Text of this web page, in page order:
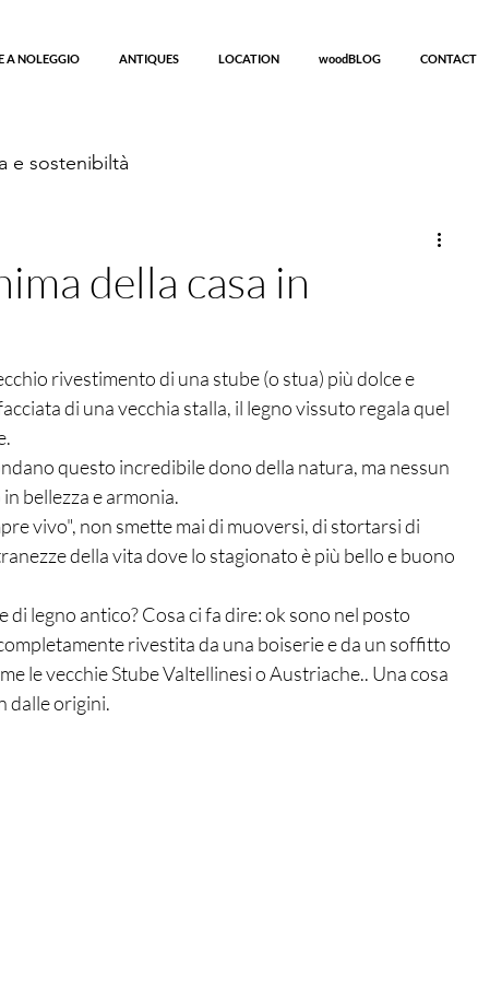
A NOLEGGIO ANTIQUES LOCATION woodBLOG CONTACT
e sostenibiltà
della casa in
rivestimento di una stube (o stua) più dolce e
di una vecchia stalla, il legno vissuto regala quel
questo incredibile dono della natura, ma nessun
bellezza e armonia.
vivo", non smette mai di muoversi, di stortarsi di
della vita dove lo stagionato è più bello e buono
legno antico? Cosa ci fa dire: ok sono nel posto
rivestita da una boiserie e da un soffitto
le vecchie Stube Valtellinesi o Austriache.. Una cosa
dalle origini.